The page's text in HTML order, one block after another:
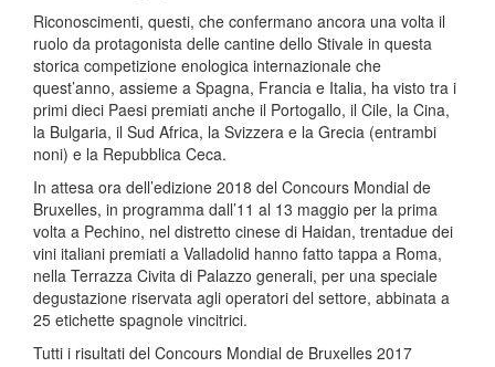
Riconoscimenti, questi, che confermano ancora una volta il
ruolo da protagonista delle cantine dello Stivale in questa
storica competizione enologica internazionale che
quest’anno, assieme a Spagna, Francia e Italia, ha visto tra i
primi dieci Paesi premiati anche il Portogallo, il Cile, la Cina,
la Bulgaria, il Sud Africa, la Svizzera e la Grecia (entrambi
noni) e la Repubblica Ceca.
In attesa ora dell’edizione 2018 del Concours Mondial de
Bruxelles, in programma dall’11 al 13 maggio per la prima
volta a Pechino, nel distretto cinese di Haidan, trentadue dei
vini italiani premiati a Valladolid hanno fatto tappa a Roma,
nella Terrazza Civita di Palazzo generali, per una speciale
degustazione riservata agli operatori del settore, abbinata a
25 etichette spagnole vincitrici.
Tutti i risultati del Concours Mondial de Bruxelles 2017